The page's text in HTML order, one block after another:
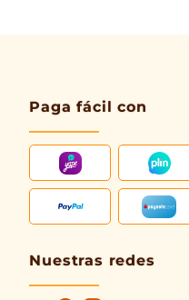
Paga fácil con
Nuestras redes